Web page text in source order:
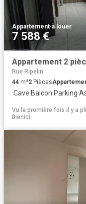
Appartement·à louer
7 588 €
Appartement 2
Rue Ripelin
44 m²2 Pièces
·Cave·Balcon·Parking·
Vu la première fois il y a
Bienici